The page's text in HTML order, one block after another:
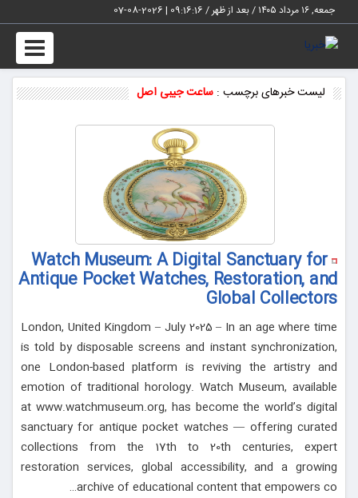
جمعه, ۱۶ مرداد ۱۴۰۵ / بعد از ظهر / 09:16:16
|
2026-08-07
Toggle
لیست خبرهای برچسب : ساعت جیبی اصل
Watch Museum: A Digital Sanctuary for
Antique Pocket Watches, Restoration, and
Global Collectors
London, United Kingdom – July 2025 – In an age where time
is told by disposable screens and instant synchronization,
one London-based platform is reviving the artistry and
emotion of traditional horology. Watch Museum, available
at www.watchmuseum.org, has become the world’s digital
sanctuary for antique pocket watches — offering curated
collections from the 17th to 20th centuries, expert
restoration services, global accessibility, and a growing
archive of educational content that empowers co…